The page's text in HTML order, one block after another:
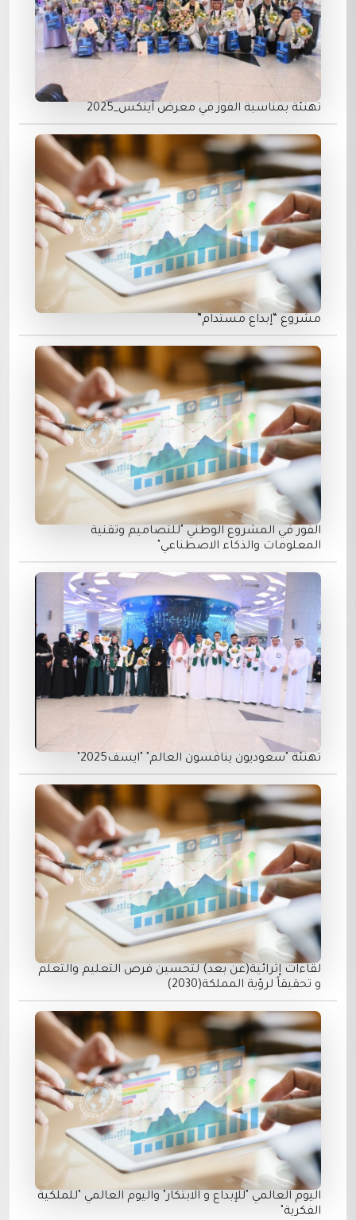
تهنئة بمناسبة الفوز في معرض ⁧آيتكس_2025‬⁩
مشروع “إبداع مستدام”
الفور في المشروع الوطني "للتصاميم وتقنية
المعلومات والذكاء الاصطناعي"
تهنئة "سعوديون ينافسون العالم" "ايسف2025"
لقاءات إثرائية(عن بعد) لتحسين فرص التعليم والتعلم
و تحقيقاً لرؤية المملكة(2030)
اليوم العالمي "للإبداع و الابتكار" واليوم العالمي "للملكية
الفكرية"